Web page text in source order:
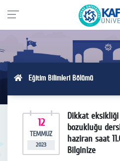
Eğitim Bilimleri Bölümü
12
TEMMUZ
2023
Dikkat
bozukluğu
haziran saat
Bilginize